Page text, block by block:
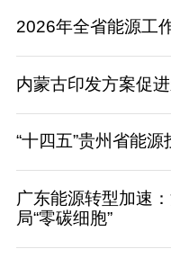
2026年全省能源工
内蒙古印发方案促
“十四五”贵州省能
广东能源转型加速
局“零碳细胞”